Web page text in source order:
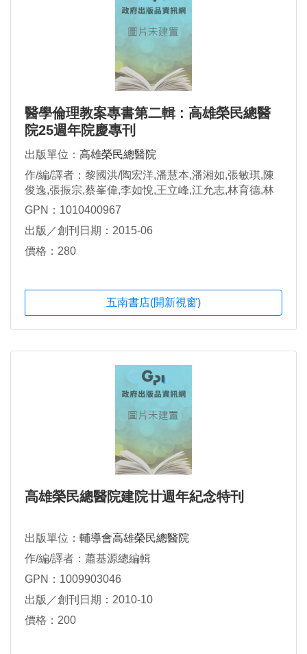
醫學倫理教案專書第二輯 : 高雄榮民總醫
院25週年院慶專刊
出版單位： 高雄榮民總醫院
作/編/譯者：黎國洪/陶宏洋,潘慧本,潘湘如,張敏琪,陳
俊逸,張振宗,蔡峯偉,李如悅,王立峰,江允志,林育德,林
楷城,李正亮,蔣安仁,張運德,張素玉
GPN：1010400967
出版／創刊日期：2015-06
價格：280
五南書店(開新視窗)
高雄榮民總醫院建院廿週年紀念特刊
出版單位： 輔導會高雄榮民總醫院
作/編/譯者：蕭基源總編輯
GPN：1009903046
出版／創刊日期：2010-10
價格：200